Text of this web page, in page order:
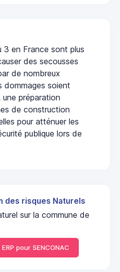
3 en France sont plus
des secousses
de nombreux
dommages soient
une préparation
de construction
pour atténuer les
publique lors de
des risques Naturels
sur la commune de
pour SENCONAC